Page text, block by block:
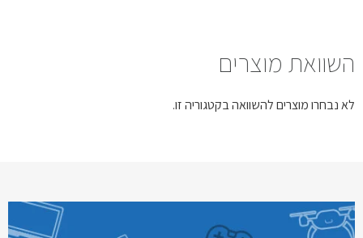
השוואת מוצרים
לא נבחרו מוצרים להשוואה בקטגוריה זו.